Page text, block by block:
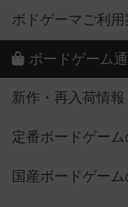
ボドゲーマご利用
ボードゲーム
新作・再入荷情報
定番ボードゲー
国産ボードゲー